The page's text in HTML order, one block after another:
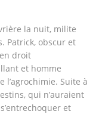
la nuit, milite
Patrick, obscur et
droit
et homme
l’agrochimie. Suite à
qui n’auraient
et